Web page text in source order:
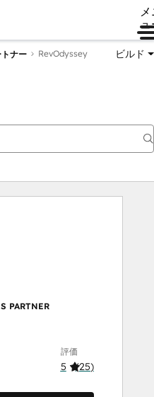
ュ
ナー RevOdyssey ビルド
PARTNER
評価
5 (25)